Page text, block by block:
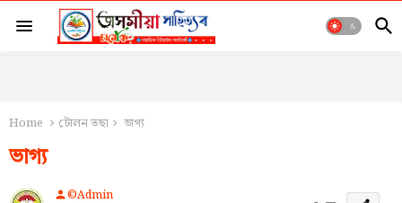
Home টোলন তছা ভাগ্য
ভাগ্য
person©Admin